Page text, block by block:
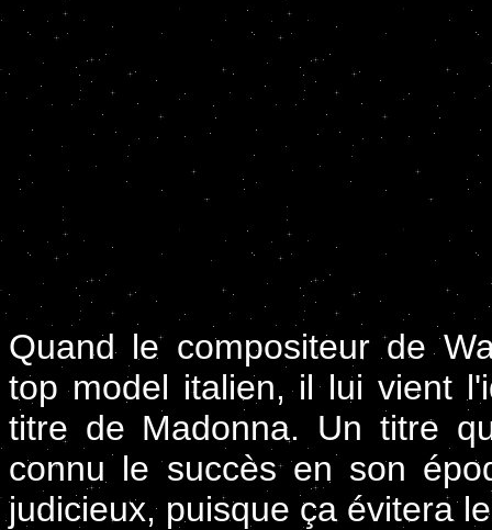
Quand le compositeur de
top model italien, il lui vient
titre de Madonna. Un titre
connu le succès en son
judicieux, puisque ça évitera